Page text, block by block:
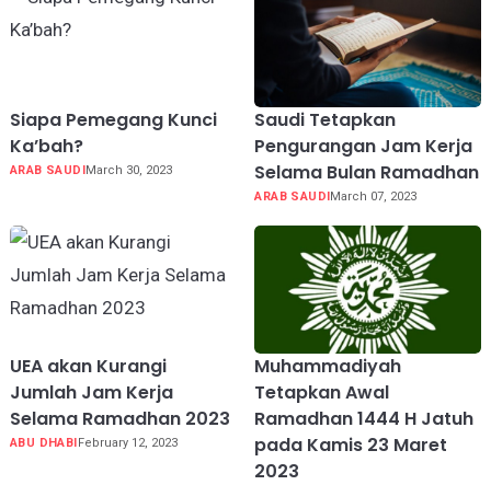
Siapa Pemegang Kunci
Ka’bah?
ARAB SAUDI March 30, 2023
Saudi Tetapkan
Pengurangan Jam Kerja
Selama Bulan Ramadhan
ARAB SAUDI March 07, 2023
UEA akan Kurangi
Jumlah Jam Kerja
Selama Ramadhan 2023
ABU DHABIFebruary 12, 2023
Muhammadiyah
Tetapkan Awal
Ramadhan 1444 H Jatuh
pada Kamis 23 Maret
2023